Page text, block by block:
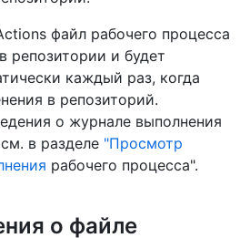
файл рабочего процесса
репозитории и будет
каждый раз, когда
в репозиторий.
о журнале выполнения
в разделе "Просмотр
рабочего процесса".
о файле